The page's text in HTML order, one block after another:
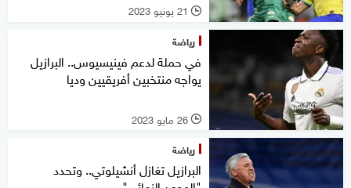
l 21 يونيو 2023
رياضة
في حملة لدعم فينيسيوس.. البرازيل
يواجه منتخبين أفريقيين وديا
l 26 مايو 2023
رياضة
البرازيل تغازل أنشيلوتي.. وتحدد